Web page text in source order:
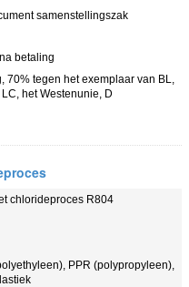
samenstellingszak
betaling
70% tegen het exemplaar van BL,
het Westenunie, D
chlorideproces R804
PPR (polypropyleen),